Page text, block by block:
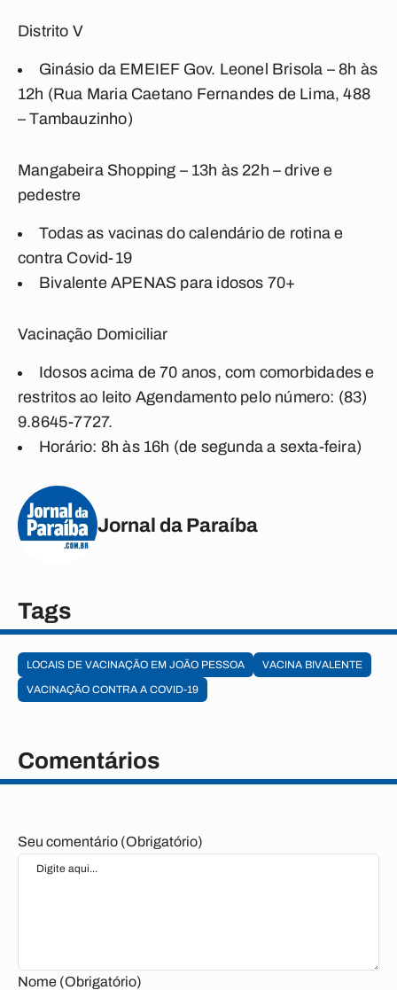
Distrito V
Ginásio da EMEIEF Gov. Leonel Brisola – 8h às
12h (Rua Maria Caetano Fernandes de Lima, 488
– Tambauzinho)
Mangabeira Shopping – 13h às 22h – drive e
pedestre
Todas as vacinas do calendário de rotina e
contra Covid-19
Bivalente APENAS para idosos 70+
Vacinação Domiciliar
Idosos acima de 70 anos, com comorbidades e
restritos ao leito Agendamento pelo número: (83)
9.8645-7727.
Horário: 8h às 16h (de segunda a sexta-feira)
Jornal da Paraíba
Tags
LOCAIS DE VACINAÇÃO EM JOÃO PESSOA
VACINA BIVALENTE
VACINAÇÃO CONTRA A COVID-19
Comentários
Seu comentário (Obrigatório)
Nome (Obrigatório)